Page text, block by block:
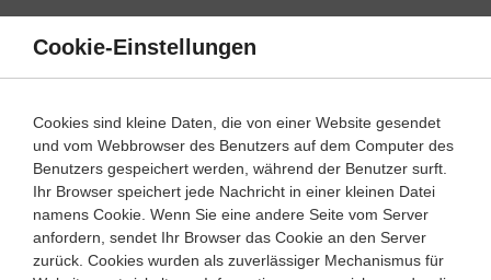
Direkt
Inhalt
Lernwege mit Erklär- und Anleitungsvideos
Mathematik Klasse 10‐Oberstufe
Cookie-Einstellungen
Cookies sind kleine Daten, die von einer Website gesendet
und vom Webbrowser des Benutzers auf dem Computer des
Benutzers gespeichert werden, während der Benutzer surft.
Ihr Browser speichert jede Nachricht in einer kleinen Datei
namens Cookie. Wenn Sie eine andere Seite vom Server
anfordern, sendet Ihr Browser das Cookie an den Server
zurück. Cookies wurden als zuverlässiger Mechanismus für